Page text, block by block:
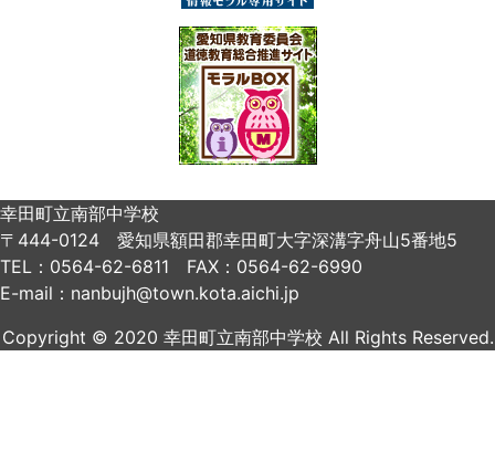
幸田町立南部中学校
〒444-0124 愛知県額田郡幸田町大字深溝字舟山5番地5
TEL：0564-62-6811 FAX：0564-62-6990
E-mail：nanbujh@town.kota.aichi.jp
Copyright © 2020 幸田町立南部中学校 All Rights Reserved.